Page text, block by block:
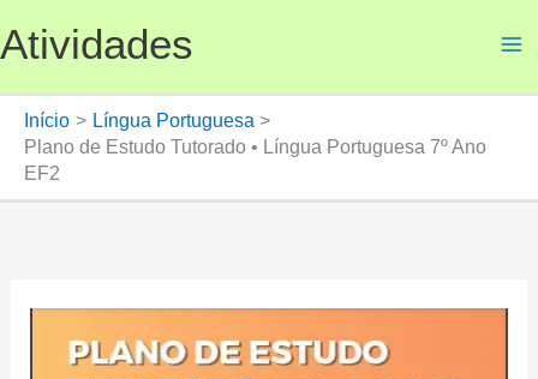
para
conteúdo
Atividades
Início
Língua Portuguesa
Plano de Estudo Tutorado • Língua Portuguesa 7º Ano
EF2